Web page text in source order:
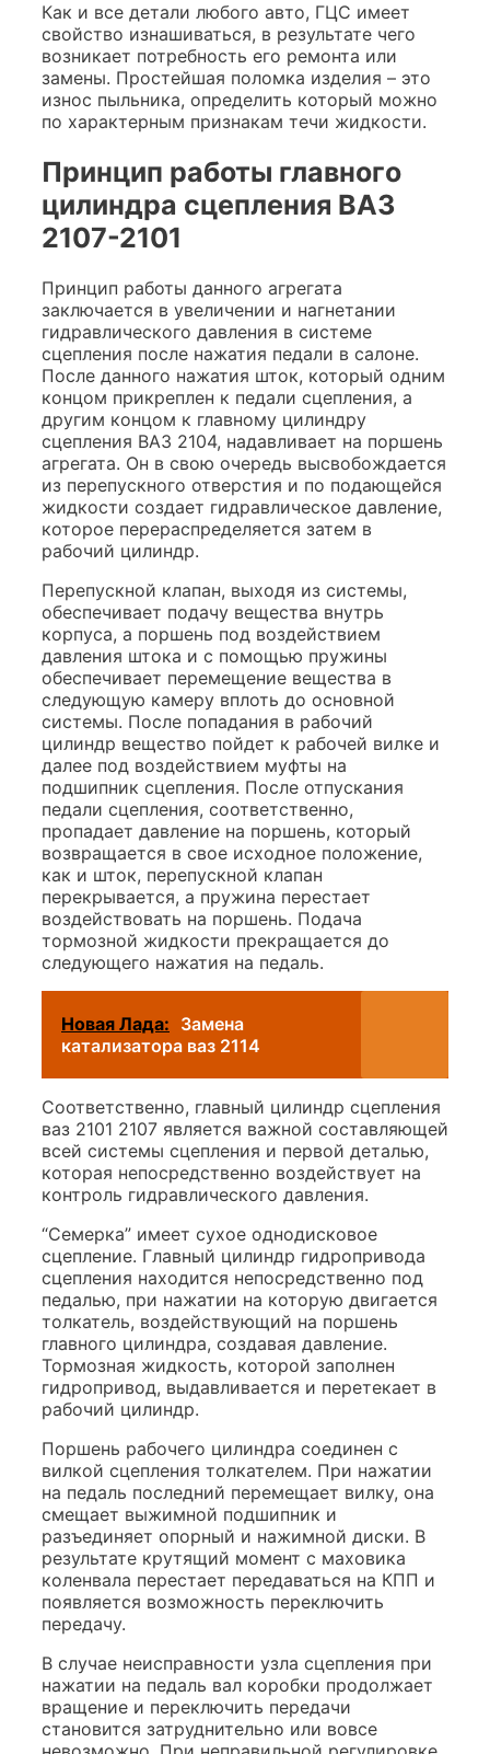
Как и все детали любого авто, ГЦС имеет
свойство изнашиваться, в результате чего
возникает потребность его ремонта или
замены. Простейшая поломка изделия – это
износ пыльника, определить который можно
по характерным признакам течи жидкости.
Принцип работы главного
цилиндра сцепления ВАЗ
2107-2101
Принцип работы данного агрегата
заключается в увеличении и нагнетании
гидравлического давления в системе
сцепления после нажатия педали в салоне.
После данного нажатия шток, который одним
концом прикреплен к педали сцепления, а
другим концом к главному цилиндру
сцепления ВАЗ 2104, надавливает на поршень
агрегата. Он в свою очередь высвобождается
из перепускного отверстия и по подающейся
жидкости создает гидравлическое давление,
которое перераспределяется затем в
рабочий цилиндр.
Перепускной клапан, выходя из системы,
обеспечивает подачу вещества внутрь
корпуса, а поршень под воздействием
давления штока и с помощью пружины
обеспечивает перемещение вещества в
следующую камеру вплоть до основной
системы. После попадания в рабочий
цилиндр вещество пойдет к рабочей вилке и
далее под воздействием муфты на
подшипник сцепления. После отпускания
педали сцепления, соответственно,
пропадает давление на поршень, который
возвращается в свое исходное положение,
как и шток, перепускной клапан
перекрывается, а пружина перестает
воздействовать на поршень. Подача
тормозной жидкости прекращается до
следующего нажатия на педаль.
Новая Лада: Замена
катализатора ваз 2114
Соответственно, главный цилиндр сцепления
ваз 2101 2107 является важной составляющей
всей системы сцепления и первой деталью,
которая непосредственно воздействует на
контроль гидравлического давления.
“Семерка” имеет сухое однодисковое
сцепление. Главный цилиндр гидропривода
сцепления находится непосредственно под
педалью, при нажатии на которую двигается
толкатель, воздействующий на поршень
главного цилиндра, создавая давление.
Тормозная жидкость, которой заполнен
гидропривод, выдавливается и перетекает в
рабочий цилиндр.
Поршень рабочего цилиндра соединен с
вилкой сцепления толкателем. При нажатии
на педаль последний перемещает вилку, она
смещает выжимной подшипник и
разъединяет опорный и нажимной диски. В
результате крутящий момент с маховика
коленвала перестает передаваться на КПП и
появляется возможность переключить
передачу.
В случае неисправности узла сцепления при
нажатии на педаль вал коробки продолжает
вращение и переключить передачи
становится затруднительно или вовсе